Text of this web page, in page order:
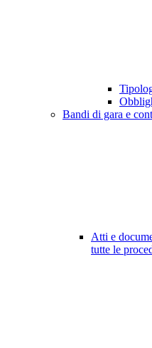
Bandi di gara e
Atti e
tutte le